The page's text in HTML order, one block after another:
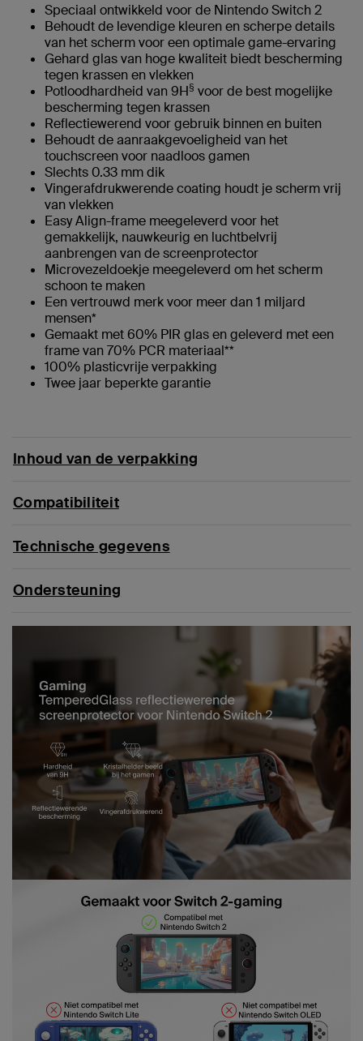
Speciaal ontwikkeld voor de Nintendo Switch 2
Behoudt de levendige kleuren en scherpe details
van het scherm voor een optimale game-ervaring
Gehard glas van hoge kwaliteit biedt bescherming
tegen krassen en vlekken
Potloodhardheid van 9H§ voor de best mogelijke
bescherming tegen krassen
Reflectiewerend voor gebruik binnen en buiten
Behoudt de aanraakgevoeligheid van het
touchscreen voor naadloos gamen
Slechts 0.33 mm dik
Vingerafdrukwerende coating houdt je scherm vrij
van vlekken
Easy Align-frame meegeleverd voor het
gemakkelijk, nauwkeurig en luchtbelvrij
aanbrengen van de screenprotector
Microvezeldoekje meegeleverd om het scherm
schoon te maken
Een vertrouwd merk voor meer dan 1 miljard
mensen*
Gemaakt met 60% PIR glas en geleverd met een
frame van 70% PCR materiaal**
100% plasticvrije verpakking
Twee jaar beperkte garantie
Inhoud van de verpakking
Compatibiliteit
Technische gegevens
Ondersteuning